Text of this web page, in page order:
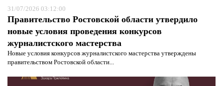
31/07/2026 03:12:00
Правительство Ростовской области утвердило
новые условия проведения конкурсов
журналистского мастерства
Новые условия конкурсов журналистского мастерства утверждены
правительством Ростовской области...